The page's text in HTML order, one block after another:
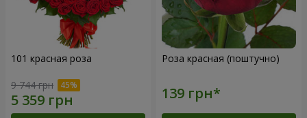
101 красная роза
9 744 грн
Роза красная (поштучно)